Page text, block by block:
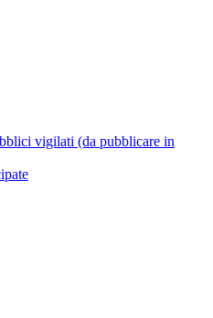
vigilati (da pubblicare in